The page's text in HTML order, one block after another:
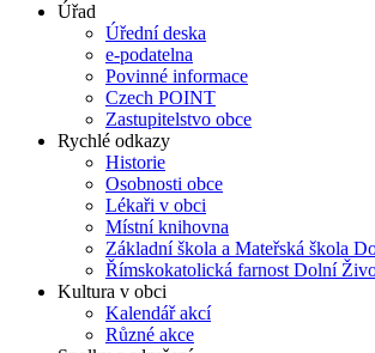
Úřad
Úřední deska
e-podatelna
Povinné informace
Czech POINT
Zastupitelstvo obce
Rychlé odkazy
Historie
Osobnosti obce
Lékaři v obci
Místní knihovna
Základní škola a Mateřská škola
Římskokatolická farnost Dolní
Kultura v obci
Kalendář akcí
Různé akce